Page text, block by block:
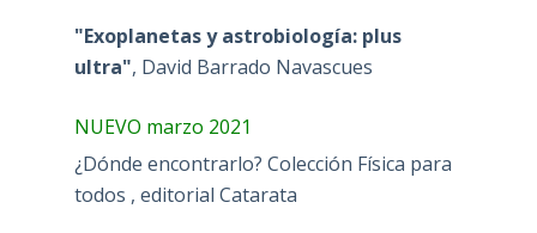
"Exoplanetas y astrobiología: plus
ultra", David Barrado Navascues
NUEVO marzo 2021
¿Dónde encontrarlo? Colección Física para
todos , editorial Catarata